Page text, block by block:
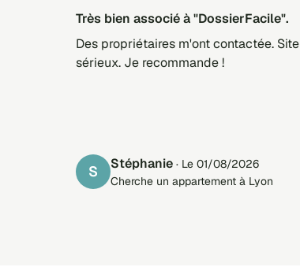
Très bien associé à "DossierFacile".
Des propriétaires m'ont contactée. Site
sérieux. Je recommande !
S Stéphanie · Le 01/08/2026
Cherche un appartement à Lyon